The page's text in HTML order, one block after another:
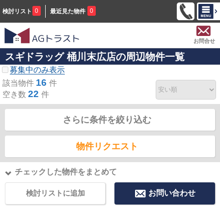
検討リスト 0 最近見た物件 0
お問合せ
スギドラッグ 桶川末広店の周辺物件一覧
募集中のみ表示
該当物件 16 件
空き数 22 件
さらに条件を絞り込む
物件リクエスト
チェックした物件をまとめて
検討リストに追加 お問い合わせ